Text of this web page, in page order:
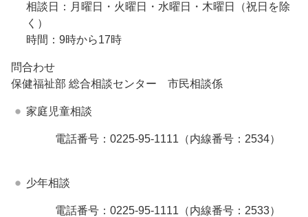
相談日：月曜日・火曜日・水曜日・木曜日（祝日を除
く）
時間：9時から17時
問合わせ
保健福祉部 総合相談センター 市民相談係
家庭児童相談
電話番号：0225-95-1111（内線番号：2534）
少年相談
電話番号：0225-95-1111（内線番号：2533）